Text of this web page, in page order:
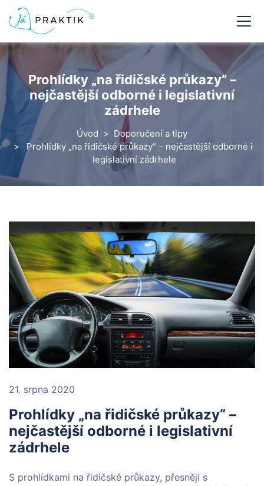
Prohlídky „na řidičské průkazy“ –
nejčastější odborné i legislativní
zádrhele
Úvod
Doporučení a tipy
Prohlídky „na řidičské průkazy“ – nejčastější odborné i
legislativní zádrhele
21. srpna 2020
Prohlídky „na řidičské průkazy“ –
nejčastější odborné i legislativní
zádrhele
S prohlídkami na řidičské průkazy, přesněji s